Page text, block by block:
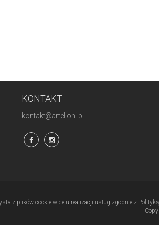
KONTAKT
kontakt@artelioni.pl
z plików cookie w celu realizacji usług zgodnie z